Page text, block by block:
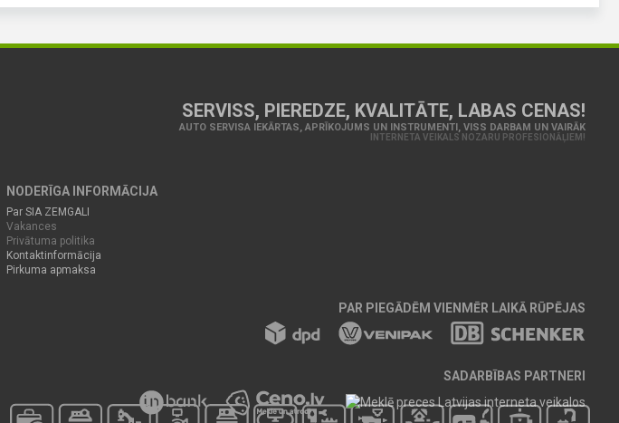
SERVISS, PIEREDZE, KVALITĀTE, LABAS CENAS!
AUTO SERVISA IEKĀRTAS, APRĪKOJUMS UN INSTRUMENTI, VISS DARBAM UN VAIRĀK
INTERNETA VEIKALS NOZARU PROFESIONĀĻIEM!
NODERĪGA INFORMĀCIJA
Par SIA ZEMGALI
Vakances
Privātuma politika
Kontaktinformācija
Pirkuma apmaksa
PAR PIEGĀDĒM VIENMĒR LAIKĀ RŪPĒJAS
SADARBĪBAS PARTNERI